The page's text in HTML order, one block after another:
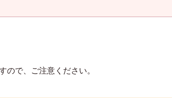
ので、ご注意ください。